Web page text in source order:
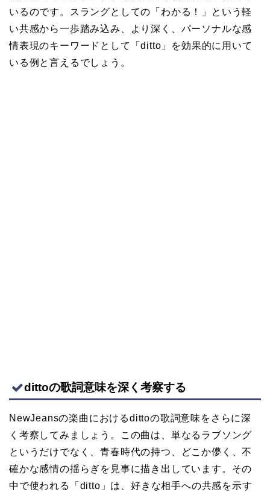
いるのです。スラングとしての「わかる！」という軽
い共感から一歩踏み込み、より深く、パーソナルな感
情表現のキーワードとして「ditto」を効果的に用いて
いる例と言えるでしょう。
dittoの歌詞意味を深く考察する
NewJeansの楽曲におけるdittoの歌詞意味をさらに深
く考察してみましょう。この曲は、単なるラブソング
というだけでなく、青春時代の持つ、どこか儚く、不
確かな感情の揺らぎを見事に描き出しています。その
中で使われる「ditto」は、好きな相手への共感を示す